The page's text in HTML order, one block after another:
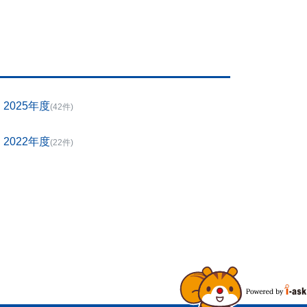
2025年度(42件)
2022年度(22件)